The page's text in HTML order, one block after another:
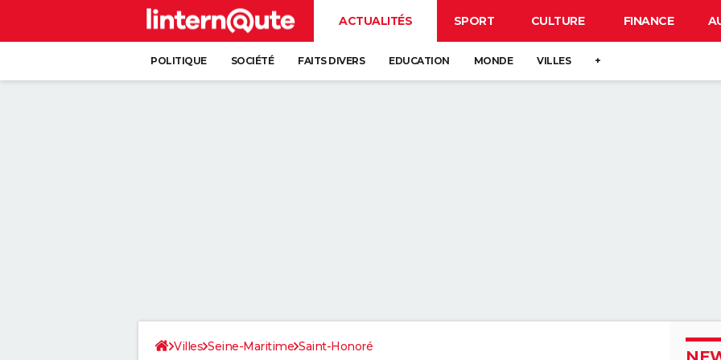
ACTUALITÉS SPORT CULTURE FINANCE
POLITIQUE SOCIÉTÉ FAITS DIVERS EDUCATION MONDE VILLES +
Villes Seine-Maritime Saint-Honoré